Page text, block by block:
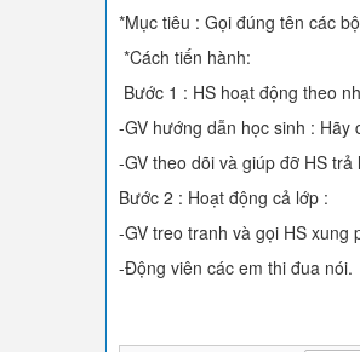
*Mục tiêu : Gọi đúng tên các
*Cách tiến hành:
Bước 1 : HS hoạt động theo
-GV hướng dẫn học sinh :
-GV theo dõi và giúp đỡ HS trả
Bước 2 : Hoạt động cả lớp :
-GV treo tranh và gọi HS xung
-Động viên các em thi đua nói.